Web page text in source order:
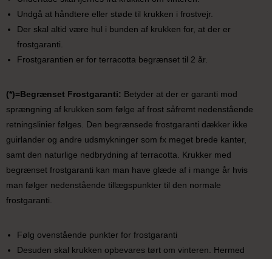
Undgå at håndtere eller støde til krukken i frostvejr.
Der skal altid være hul i bunden af krukken for, at der er
frostgaranti.
Frostgarantien er for terracotta begrænset til 2 år.
(*)=Begrænset Frostgaranti: Betyder at der er garanti mod
sprængning af krukken som følge af frost såfremt nedenstående
retningslinier følges. Den begrænsede frostgaranti dækker ikke
guirlander og andre udsmykninger som fx meget brede kanter,
samt den naturlige nedbrydning af terracotta. Krukker med
begrænset frostgaranti kan man have glæde af i mange år hvis
man følger nedenstående tillægspunkter til den normale
frostgaranti.
Følg ovenstående punkter for frostgaranti
Desuden skal krukken opbevares tørt om vinteren. Hermed